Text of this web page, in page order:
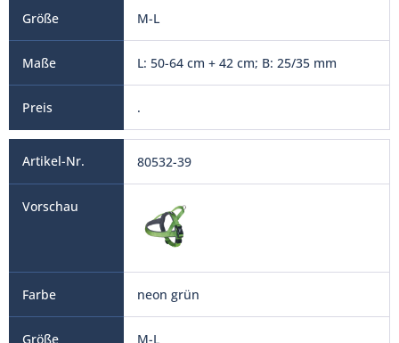
M-L
L: 50-64 cm + 42 cm; B: 25/35 mm
.
80532-39
neon grün
M-L